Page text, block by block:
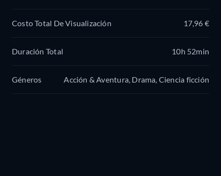
Costo Total De Visualización 17,96 €
Duración Total 10h 52min
Géneros Acción & Aventura, Drama, Ciencia ficción